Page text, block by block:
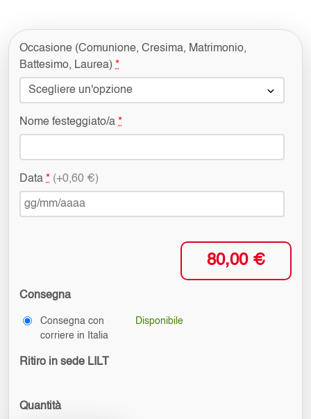
Occasione (Comunione, Cresima, Matrimonio,
Battesimo, Laurea) *
Nome festeggiato/a *
Data * (+0,60 €)
80,00 €
Consegna
Consegna con
corriere in Italia
Disponibile
Ritiro in sede LILT
Quantità